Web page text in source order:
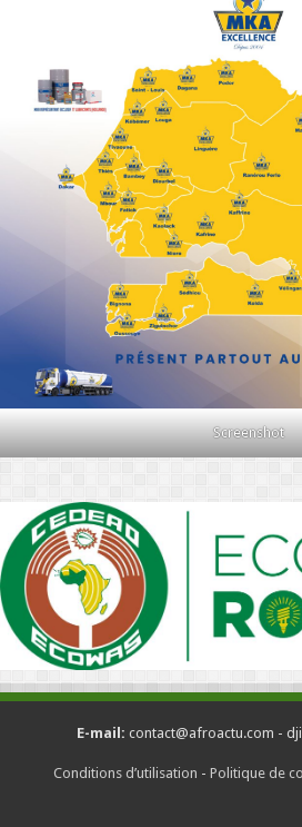
Screenshot
E-mail: contact@afroactu.com -
Conditions d’utilisation - Politique de